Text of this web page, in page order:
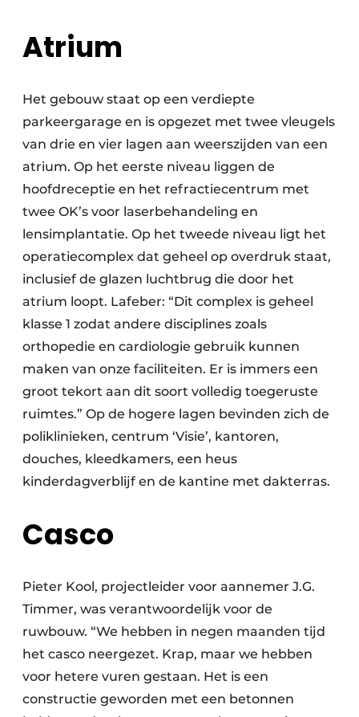
Atrium
Het gebouw staat op een verdiepte
parkeergarage en is opgezet met twee vleugels
van drie en vier lagen aan weerszijden van een
atrium. Op het eerste niveau liggen de
hoofdreceptie en het refractiecentrum met
twee OK’s voor laserbehandeling en
lensimplantatie. Op het tweede niveau ligt het
operatiecomplex dat geheel op overdruk staat,
inclusief de glazen luchtbrug die door het
atrium loopt. Lafeber: “Dit complex is geheel
klasse 1 zodat andere disciplines zoals
orthopedie en cardiologie gebruik kunnen
maken van onze faciliteiten. Er is immers een
groot tekort aan dit soort volledig toegeruste
ruimtes.” Op de hogere lagen bevinden zich de
poliklinieken, centrum ‘Visie’, kantoren,
douches, kleedkamers, een heus
kinderdagverblijf en de kantine met dakterras.
Casco
Pieter Kool, projectleider voor aannemer J.G.
Timmer, was verantwoordelijk voor de
ruwbouw. “We hebben in negen maanden tijd
het casco neergezet. Krap, maar we hebben
voor hetere vuren gestaan. Het is een
constructie geworden met een betonnen